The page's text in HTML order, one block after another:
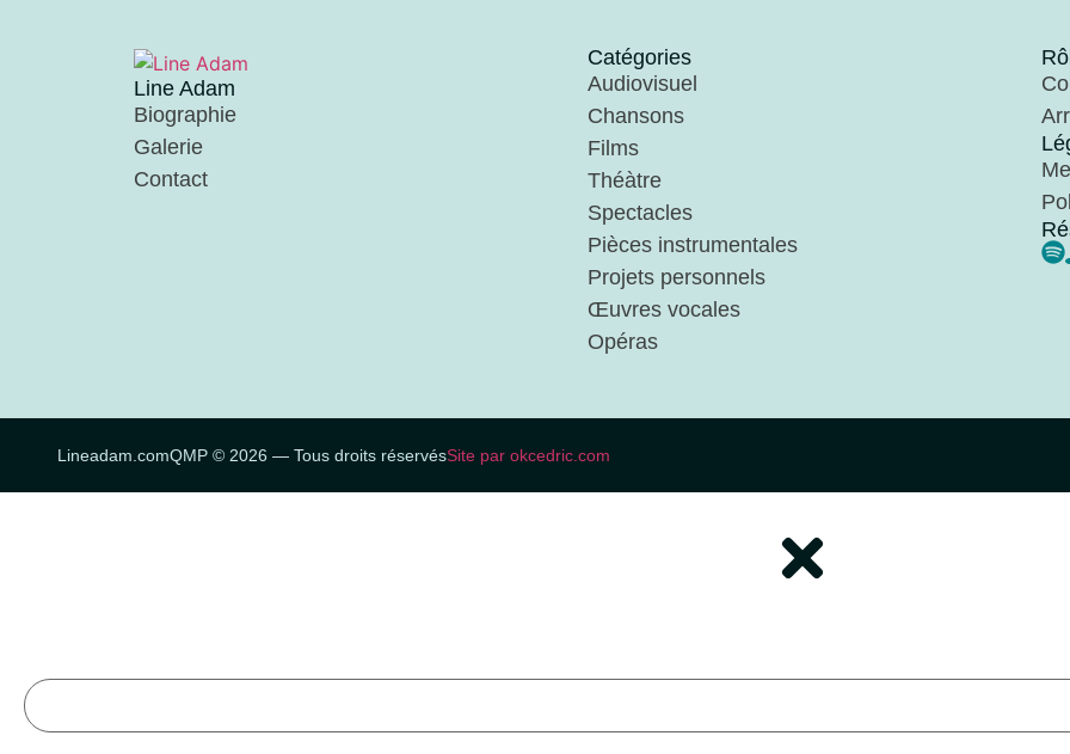
Line Adam
Biographie
Galerie
Contact
Catégories
Audiovisuel
Chansons
Films
Théàtre
Spectacles
Pièces instrumentales
Projets personnels
Œuvres vocales
Opéras
Lineadam.comQMP © 2026 — Tous droits réservésSite par okcedric.com